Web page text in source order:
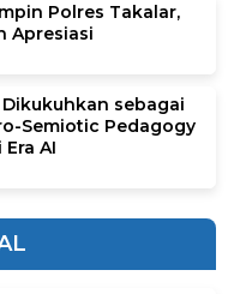
Polres Takalar,
Apresiasi
sebagai
Semiotic Pedagogy
AI